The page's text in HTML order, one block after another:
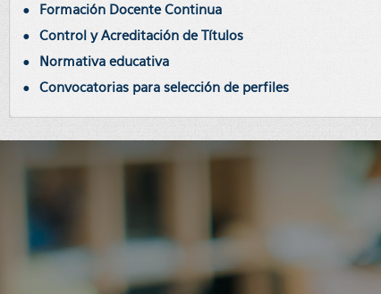
Formación Docente Continua
Control y Acreditación de Títulos
Normativa educativa
Convocatorias para selección de perfiles